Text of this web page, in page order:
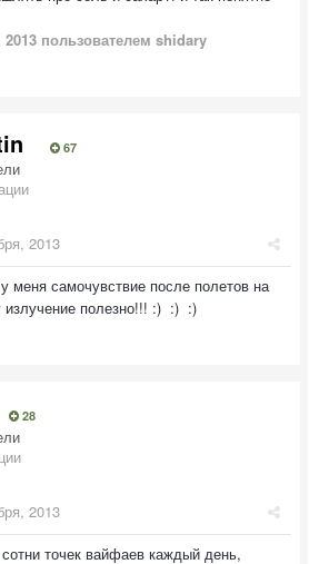
пользователем shidary
67
2013
меня самочувствие после полетов на
полезно!!! :) :) :)
28
2013
сотни точек вайфаев каждый день,